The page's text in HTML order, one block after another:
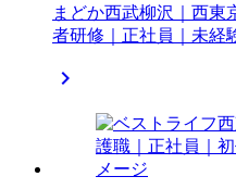
まどか西武柳沢｜西東
者研修｜正社員｜未経
